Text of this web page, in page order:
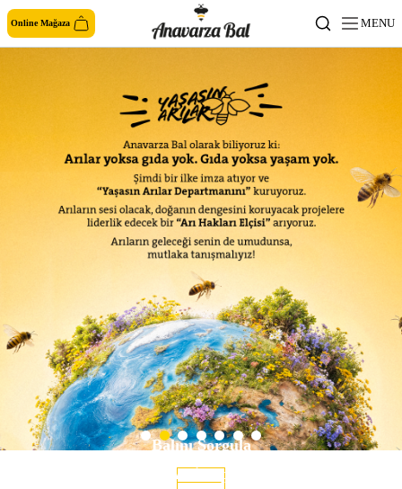
Online Mağaza MENU
Balını Sorgula
İncele
Bal Ansiklopedisi